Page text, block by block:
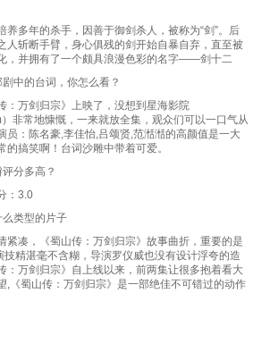
多年的杀手，因善于御剑杀人，被称为“剑”。后
人斩断手臂，身心俱残的剑开始自暴自弃，直至被
，并拥有了一个颇具浪漫色彩的名字——剑十二
中的台词，你怎么看？
：万剑归宗》上映了，没想到星海影院
非常地慷慨，一来就放全集，观众们可以一口气从
员：陈名豪,李佳怡,吕颂贤,范湉湉的高颜值是一大
搞笑啊！台词沙雕中带着可爱。
分多高？
：3.0
类型的片子
紧凑，《蜀山传：万剑归宗》故事曲折，重要的是
精湛毫不含糊，导演罗仪威也没有设计浮夸的造
：万剑归宗》自上线以来，前两集让很多抱着看大
,《蜀山传：万剑归宗》是一部绝佳不可错过的动作